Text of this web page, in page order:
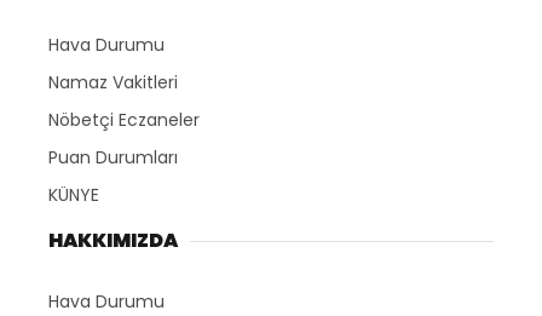
Hava Durumu
Namaz Vakitleri
Nöbetçi Eczaneler
Puan Durumları
KÜNYE
HAKKIMIZDA
Hava Durumu